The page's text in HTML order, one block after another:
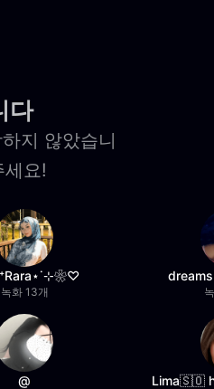
다
지 않았습니
요!
녹화 13개
@ Lima🇸🇴